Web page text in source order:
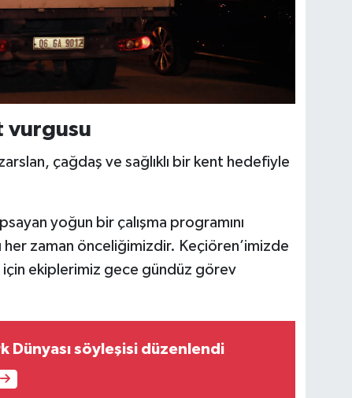
vurgusu
çağdaş ve sağlıklı bir kent hedefiyle
yoğun bir çalışma programını
her zaman önceliğimizdir. Keçiören’imizde
için ekiplerimiz gece gündüz görev
Dünyası söyleşisi düzenlendi